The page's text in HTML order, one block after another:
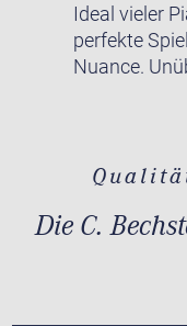
Ideal vieler
perfekte
Nuance.
Die C.